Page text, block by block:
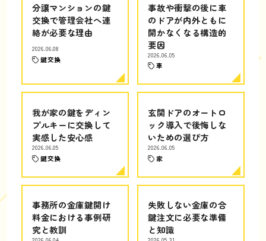
分譲マンションの鍵
交換で管理会社へ連
絡が必要な理由
2026.06.08
鍵交換
事故や衝撃の後に車
のドアが内外ともに
開かなくなる構造的
要因
2026.06.05
車
我が家の鍵をディン
プルキーに交換して
実感した安心感
2026.06.05
鍵交換
玄関ドアのオートロ
ック導入で後悔しな
いための選び方
2026.06.05
家
事務所の金庫鍵開け
料金における事例研
究と教訓
失敗しない金庫の合
鍵注文に必要な準備
と知識